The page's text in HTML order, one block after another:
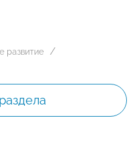
развитие